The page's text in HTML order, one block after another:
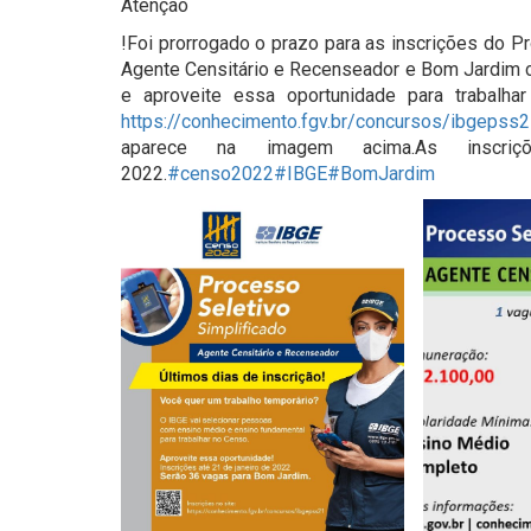
Atenção
!Foi prorrogado o prazo para as inscrições do
Agente Censitário e Recenseador e Bom Jardim
e aproveite essa oportunidade para
https://conhecimento.fgv.br/concursos/
aparece na imagem acima.As
2022.#censo2022#IBGE#BomJardim